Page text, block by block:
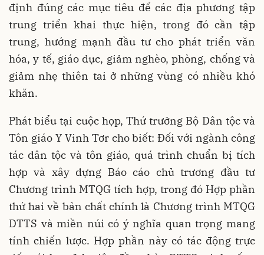
định đúng các mục tiêu để các địa phương tập
trung triển khai thực hiện, trong đó cần tập
trung, hướng mạnh đầu tư cho phát triển văn
hóa, y tế, giáo dục, giảm nghèo, phòng, chống và
giảm nhẹ thiên tai ở những vùng có nhiều khó
khăn.
Phát biểu tại cuộc họp, Thứ trưởng Bộ Dân tộc và
Tôn giáo Y Vinh Tơr cho biết: Đối với ngành công
tác dân tộc và tôn giáo, quá trình chuẩn bị tích
hợp và xây dựng Báo cáo chủ trương đầu tư
Chương trình MTQG tích hợp, trong đó Hợp phần
thứ hai về bản chất chính là Chương trình MTQG
DTTS và miền núi có ý nghĩa quan trọng mang
tính chiến lược. Hợp phần này có tác động trực